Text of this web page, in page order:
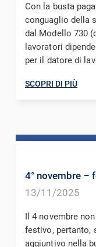
Con la busta
conguaglio della
dal Modello 730
lavoratori
per il datore di
SCOPRI DI PIÙ
4° novembre –
13/11/2025
Il 4 novembre
festivo, pertanto,
aggiuntivo nella